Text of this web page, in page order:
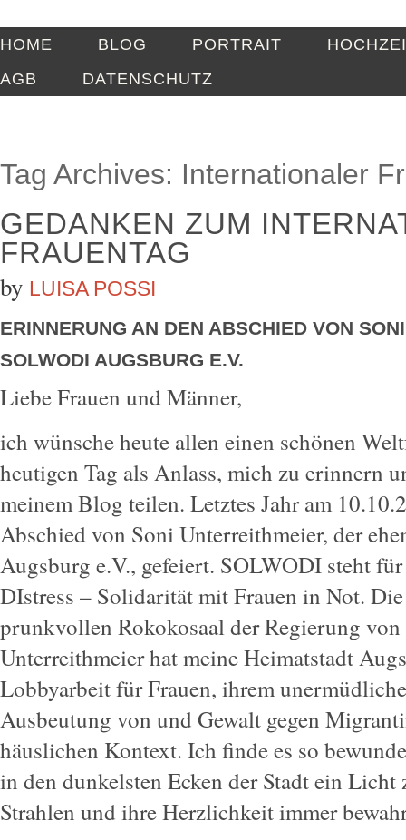
HOME BLOG PORTRAIT
AGB
DATENSCHUTZ
Tag Archives: Internationaler
GEDANKEN ZUM
FRAUENTAG
by LUISA POSSI
ERINNERUNG AN DEN ABSCHIED VON
SOLWODI AUGSBURG E.V.
Liebe Frauen und Männer,
ich wünsche heute allen einen schönen
heutigen Tag als Anlass, mich zu erinnern
meinem Blog teilen. Letztes Jahr am
Abschied von Soni Unterreithmeier, der
Augsburg e.V., gefeiert. SOLWODI steht
DIstress – Solidarität mit Frauen in Not.
prunkvollen Rokokosaal der Regierung
Unterreithmeier hat meine Heimatstadt
Lobbyarbeit für Frauen, ihrem
Ausbeutung von und Gewalt gegen
häuslichen Kontext. Ich finde es so
in den dunkelsten Ecken der Stadt ein
Strahlen und ihre Herzlichkeit immer